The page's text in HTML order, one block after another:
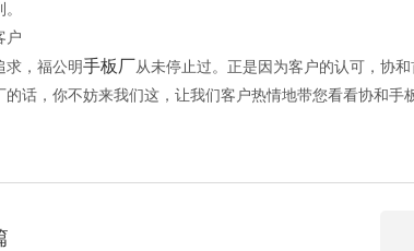
户
求，福公明手板厂从未停止过。正是因为客户的认可，协
的话，你不妨来我们这，让我们客户热情地带您看看协和手